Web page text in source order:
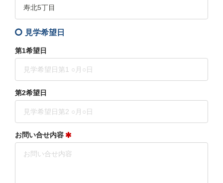
見学希望日
第1希望日
第2希望日
お問い合せ内容